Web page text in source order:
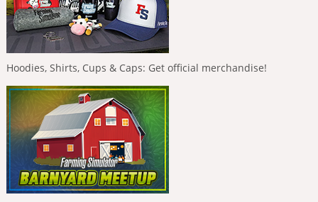
Hoodies, Shirts, Cups & Caps: Get official merchandise!